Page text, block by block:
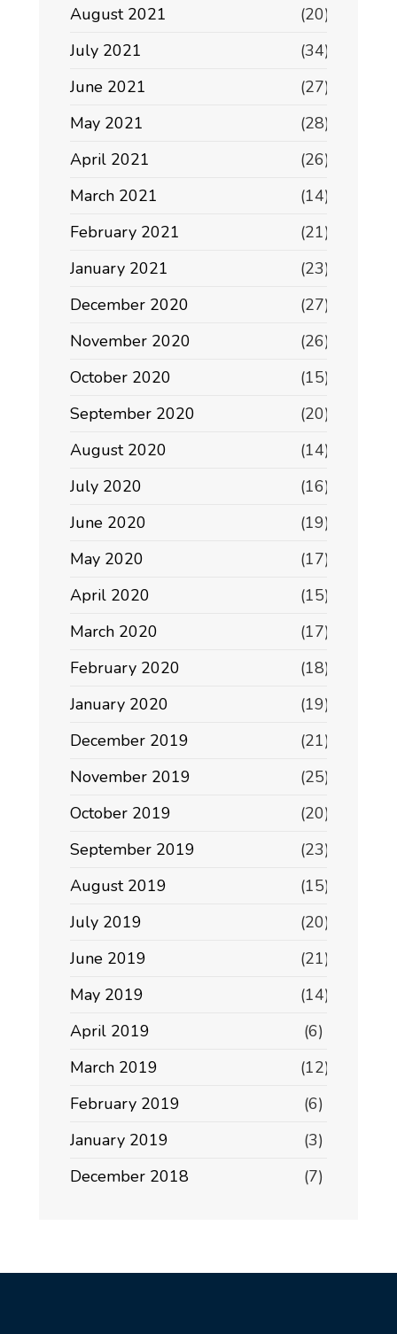
August 2021
(20)
July 2021
(34)
June 2021
(27)
May 2021
(28)
April 2021
(26)
March 2021
(14)
February 2021
(21)
January 2021
(23)
December 2020
(27)
November 2020
(26)
October 2020
(15)
September 2020
(20)
August 2020
(14)
July 2020
(16)
June 2020
(19)
May 2020
(17)
April 2020
(15)
March 2020
(17)
February 2020
(18)
January 2020
(19)
December 2019
(21)
November 2019
(25)
October 2019
(20)
September 2019
(23)
August 2019
(15)
July 2019
(20)
June 2019
(21)
May 2019
(14)
April 2019
(6)
March 2019
(12)
February 2019
(6)
January 2019
(3)
December 2018
(7)